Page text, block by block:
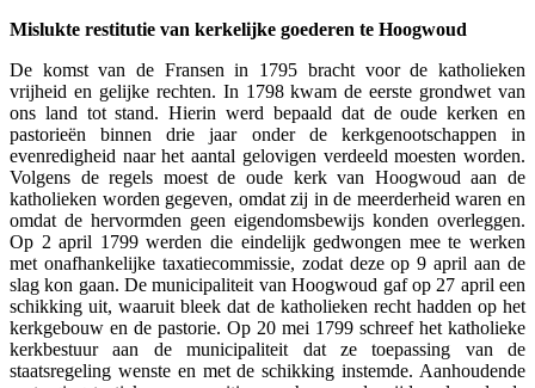
Mislukte restitutie van kerkelijke goederen te Hoogwoud
De komst van de Fransen in 1795 bracht voor de katholieken
vrijheid en gelijke rechten. In 1798 kwam de eerste grondwet van
ons land tot stand. Hierin werd bepaald dat de oude kerken en
pastorieën binnen drie jaar onder de kerkgenootschappen in
evenredigheid naar het aantal gelovigen verdeeld moesten worden.
Volgens de regels moest de oude kerk van Hoogwoud aan de
katholieken worden gegeven, omdat zij in de meerderheid waren en
omdat de hervormden geen eigendomsbewijs konden overleggen.
Op 2 april 1799 werden die eindelijk gedwongen mee te werken
met onafhankelijke taxatiecommissie, zodat deze op 9 april aan de
slag kon gaan. De municipaliteit van Hoogwoud gaf op 27 april een
schikking uit, waaruit bleek dat de katholieken recht hadden op het
kerkgebouw en de pastorie. Op 20 mei 1799 schreef het katholieke
kerkbestuur aan de municipaliteit dat ze toepassing van de
staatsregeling wenste en met de schikking instemde. Aanhoudende